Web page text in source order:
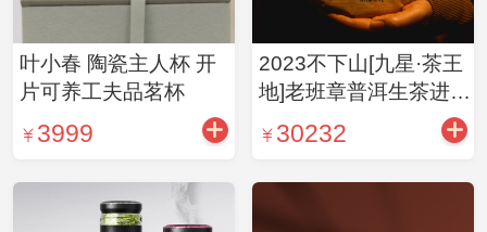
叶小春 陶瓷主人杯 开
片可养工夫品茗杯
3999
2023不下山[九星·茶王
地]老班章普洱生茶进
357g
30232